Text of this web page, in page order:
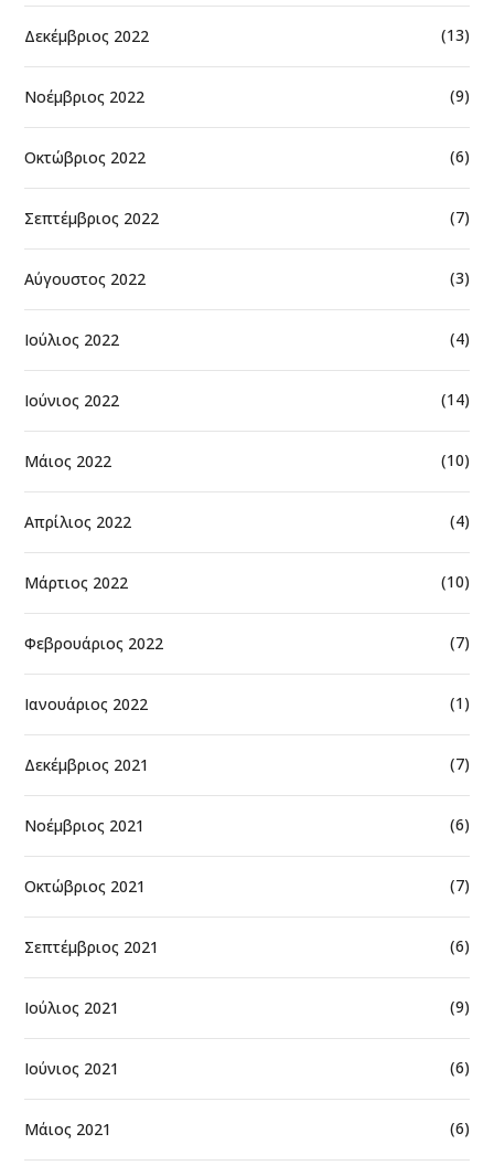
Δεκέμβριος 2022 (13)
Νοέμβριος 2022 (9)
Οκτώβριος 2022 (6)
Σεπτέμβριος 2022 (7)
Αύγουστος 2022 (3)
Ιούλιος 2022 (4)
Ιούνιος 2022 (14)
Μάιος 2022 (10)
Απρίλιος 2022 (4)
Μάρτιος 2022 (10)
Φεβρουάριος 2022 (7)
Ιανουάριος 2022 (1)
Δεκέμβριος 2021 (7)
Νοέμβριος 2021 (6)
Οκτώβριος 2021 (7)
Σεπτέμβριος 2021 (6)
Ιούλιος 2021 (9)
Ιούνιος 2021 (6)
Μάιος 2021 (6)